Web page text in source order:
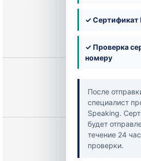
✓ Сертификат
✓ Проверка
номеру
После
специалист
Speaking.
будет
течение 24
проверки.
Текущее
Начать